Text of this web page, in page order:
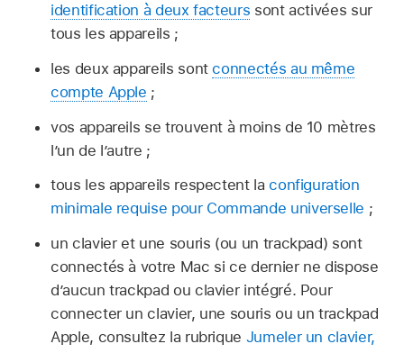
identification à deux facteurs sont activées sur
tous les appareils ;
les deux appareils sontconnectés au même
compte Apple ;
vos appareils se trouvent à moins de 10 mètres
l’un de l’autre ;
tous les appareils respectent laconfiguration
minimale requise pour Commande universelle ;
un clavier et une souris (ou un trackpad) sont
connectés à votre Mac si ce dernier ne dispose
d’aucun trackpad ou clavier intégré. Pour
connecter un clavier, une souris ou un trackpad
Apple, consultez la rubrique Jumeler un clavier,